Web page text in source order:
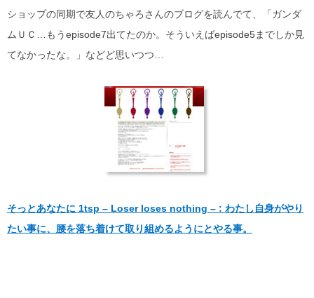
ショップの同期で友人のちゃろさんのブログを読んでて、「ガンダ
ムＵＣ…もうepisode7出てたのか。そういえばepisode5までしか見
てなかったな。」などど思いつつ…
そっとあなたに 1tsp – Loser loses nothing – : わたし自身がやり
たい事に、腰を落ち着けて取り組めるようにとやる事。